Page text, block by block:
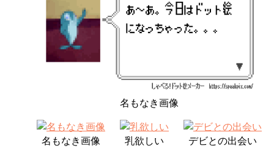
名もなき画像
名もなき画像 乳欲しい デビとの出会い